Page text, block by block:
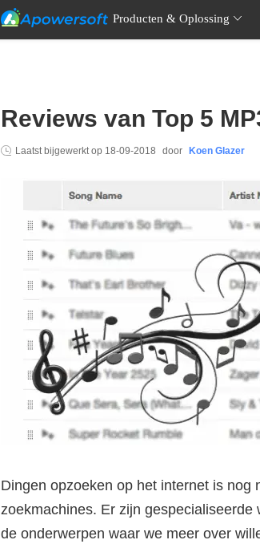
Producten & Oplossing
Reviews van Top 5
Laatst bijgewerkt op 18-09-2018 door Koen Glazer
Dingen opzoeken op het internet is
zoekmachines. Er zijn
de onderwerpen waar we meer over